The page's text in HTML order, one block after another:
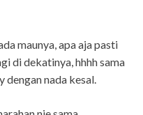
maunya, apa aja pasti
di dekatinya, hhhh sama
dengan nada kesal.